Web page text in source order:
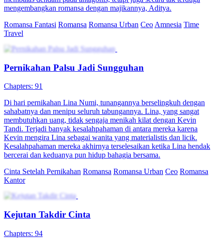
mengembangkan romansa dengan majikannya, Aditya.
Romansa Fantasi Romansa Romansa Urban Ceo Amnesia Time
Travel
Pernikahan Palsu Jadi Sungguhan
Chapters: 91
Di hari pernikahan Lina Numi, tunangannya berselingkuh dengan
sahabatnya dan menipu seluruh tabungannya. Lina, yang sangat
membutuhkan uang, tidak sengaja menikah kilat dengan Kevin
Tandi. Terjadi banyak kesalahpahaman di antara mereka karena
Kevin mengira Lina sebagai wanita yang materialistis dan licik.
Kesalahpahaman mereka akhirnya terselesaikan ketika Lina hendak
bercerai dan keduanya pun hidup bahagia bersama.
Cinta Setelah Pernikahan Romansa Romansa Urban Ceo Romansa
Kantor
Kejutan Takdir Cinta
Chapters: 94